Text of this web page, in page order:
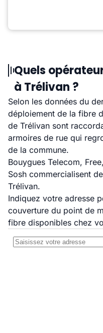
Quels
à Trélivan ?
Selon les données du
déploiement de la fibre
de Trélivan sont
armoires de rue qui
de la commune.
Bouygues Telecom,
Sosh commercialisent
Trélivan.
Indiquez votre adresse
couverture du point de
fibre disponibles chez